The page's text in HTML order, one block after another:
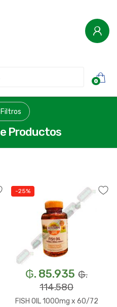
0
Filtros
Productos
-25%
₲. 85.935 ₲.
114.580
FISH OIL 1000mg x 60/72